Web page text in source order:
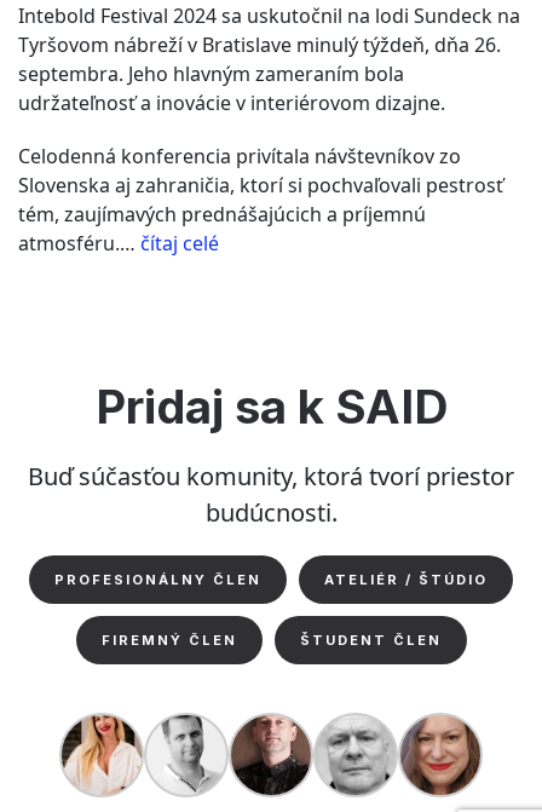
Intebold Festival 2024 sa uskutočnil na lodi Sundeck na
Tyršovom nábreží v Bratislave minulý týždeň, dňa 26.
septembra. Jeho hlavným zameraním bola
udržateľnosť a inovácie v interiérovom dizajne.
Celodenná konferencia privítala návštevníkov zo
Slovenska aj zahraničia, ktorí si pochvaľovali pestrosť
tém, zaujímavých prednášajúcich a príjemnú
atmosféru.… čítaj celé“Intebold
Dunaja”
Pridaj sa k SAID
Buď súčasťou komunity, ktorá tvorí priestor
budúcnosti.
PROFESIONÁLNY ČLEN ATELIÉR / ŠTÚDIO
FIREMNÝ ČLEN ŠTUDENT ČLEN